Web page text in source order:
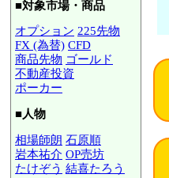
■対象市場・商品
オプション 225先物
FX (為替) CFD
商品先物 ゴールド
不動産投資
ポーカー
■人物
相場師朗 石原順
岩本祐介 OP売坊
たけぞう 結喜たろう